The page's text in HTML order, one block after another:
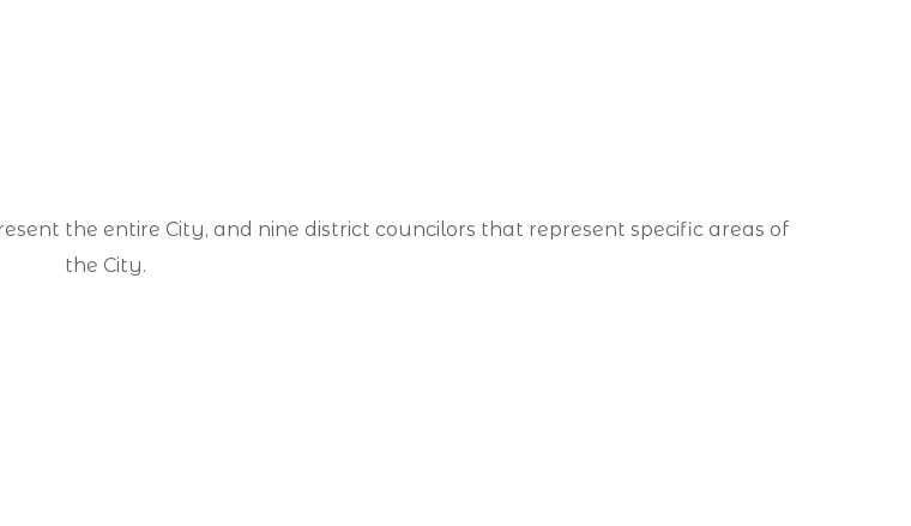
the entire City, and nine district councilors that represent specific areas of
the City.